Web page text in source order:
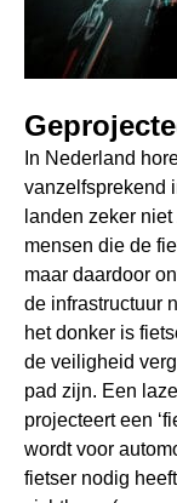
In Nederland
vanzelfsprekend
landen zeker
mensen die de
maar daardoor
de infrastructuur
het donker is
de veiligheid
pad zijn. Een
projecteert een
wordt voor
fietser nodig